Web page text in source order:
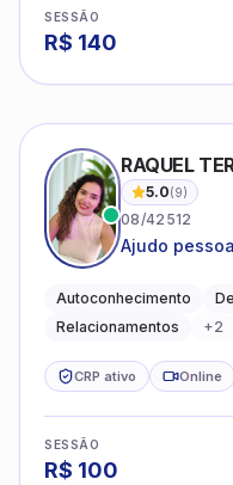
SESSÃO
R$ 140
RAQUEL
5.0(9)
08/42512
Ajudo
Autoconhecimento
Relacionamentos
+2
CRP ativo Online
SESSÃO
R$ 100